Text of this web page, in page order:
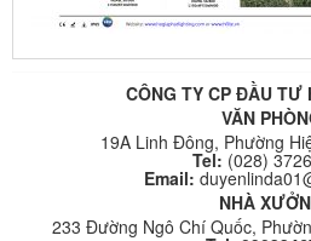
CÔNG TY CP ĐẦU TƯ
VĂN
19A Linh Đông, Phường
Tel: (028)
Email:
NHÀ
233 Đường Ngô Chí Quốc,